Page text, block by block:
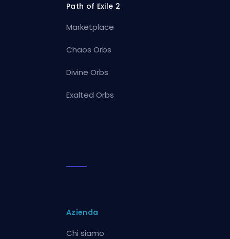
Path of Exile 2
Marketplace
Chaos Orbs
Divine Orbs
Exalted Orbs
Azienda
Chi siamo